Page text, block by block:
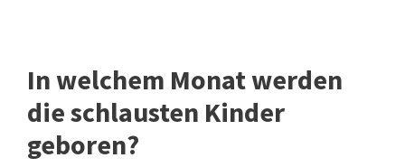
In welchem Monat werden
die schlausten Kinder
geboren?